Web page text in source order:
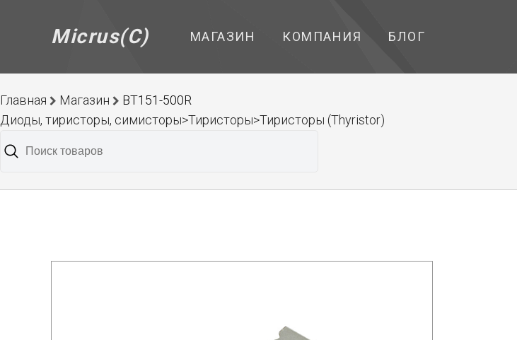
Micrus(C) МАГАЗИН КОМПАНИЯ БЛОГ
Главная Магазин
BT151-500R
Диоды, тиристоры, симисторы>Тиристоры>Тиристоры (Thyristor)